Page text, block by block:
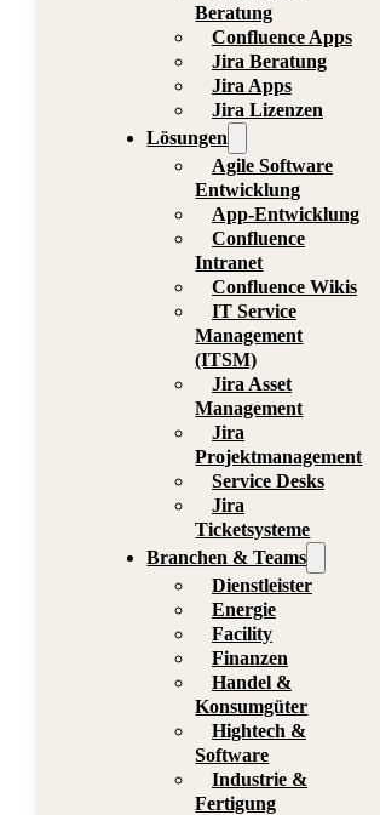
Beratung
Confluence Apps
Jira Beratung
Jira Apps
Jira Lizenzen
Lösungen
Agile Software
Entwicklung
App-Entwicklung
Confluence
Intranet
Confluence Wikis
IT Service
Management
(ITSM)
Jira Asset
Management
Jira
Projektmanagement
Service Desks
Jira
Ticketsysteme
Branchen & Teams
Dienstleister
Energie
Facility
Finanzen
Handel &
Konsumgüter
Hightech &
Software
Industrie &
Fertigung